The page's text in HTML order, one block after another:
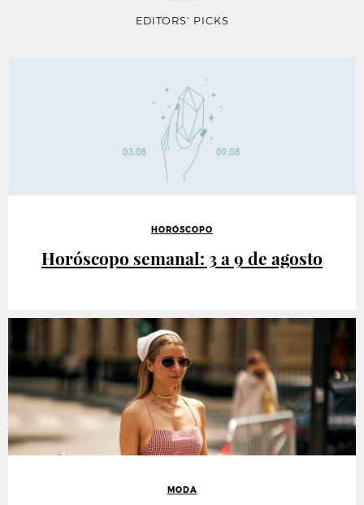
EDITORS' PICKS
HORÓSCOPO
Horóscopo semanal: 3 a 9 de agosto
MODA